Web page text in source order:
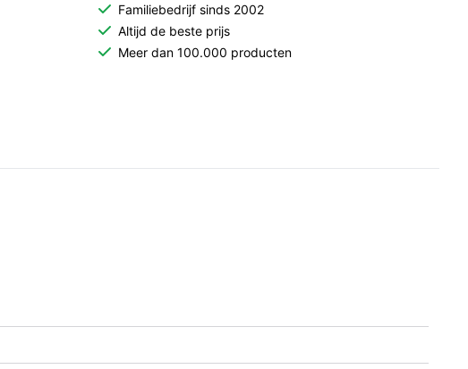
Familiebedrijf sinds 2002
Altijd de beste prijs
Meer dan 100.000 producten